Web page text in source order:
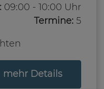
09:00 - 10:00 Uhr
Termine: 5
mehr Detailszum